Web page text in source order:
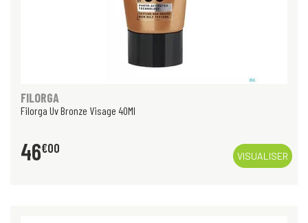
FILORGA
Filorga Uv Bronze Visage 40Ml
46€00
VISUALISER